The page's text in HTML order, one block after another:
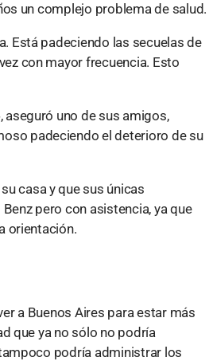
un complejo problema de salud.
Está padeciendo las secuelas de
con mayor frecuencia. Esto
aseguró uno de sus amigos,
padeciendo el deterioro de su
casa y que sus únicas
pero con asistencia, ya que
orientación.
a Buenos Aires para estar más
que ya no sólo no podría
podría administrar los